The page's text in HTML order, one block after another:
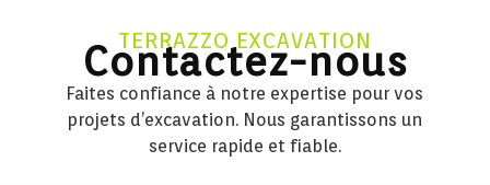
TERRAZZO EXCAVATION
Contactez-nous
Faites confiance à notre expertise pour vos
projets d’excavation. Nous garantissons un
service rapide et fiable.